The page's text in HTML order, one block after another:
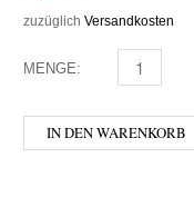
zuzüglich Versandkosten
MENGE:
IN DEN WARENKORB